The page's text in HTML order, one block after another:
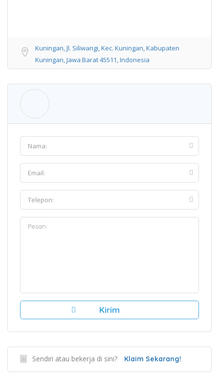
Kuningan, Jl. Siliwangi, Kec. Kuningan, Kabupaten
Kuningan, Jawa Barat 45511, Indonesia
Sendiri atau bekerja di sini? Klaim Sekarang!